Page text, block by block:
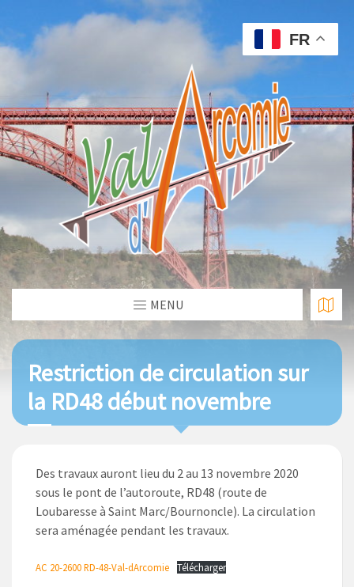
MENU
Restriction de circulation sur
la RD48 début novembre
Des travaux auront lieu du 2 au 13 novembre 2020
sous le pont de l’autoroute, RD48 (route de
Loubaresse à Saint Marc/Bournoncle). La circulation
sera aménagée pendant les travaux.
AC 20-2600 RD-48-Val-dArcomie Télécharger
FR